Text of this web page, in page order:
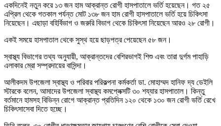
একদিনেই নতুন করে ১৩ জন হাম আক্রান্ত রোগী হাসপাতালে ভর্তি হয়েছেন। গত ২৫
এপ্রিল থেকে গতকাল পর্যন্ত মোট ১৩৮ জন হাম রোগী হাসপাতালে ভর্তি হয়ে চিকিৎসা
নিয়েছেন। এছাড়া বহির্বিভাগ ও জরুরি বিভাগ থেকে চিকিৎসা নিয়েছেন আরও ২৮ রোগী।
একই সময়ে হাসপাতাল থেকে সুস্থ হয়ে ছাড়পত্র পেয়েছেন ৫৮ জন।
স্বাস্থ্য বিভাগের তথ্য অনুযায়ী, আক্রান্তদের বেশিরভাগই শিশু এবং তারা দুর্গম পাহাড়ি
এলাকার ম্রো সম্প্রদায়ের বাসিন্দা।
আলীকদম উপজেলা স্বাস্থ্য ও পরিবার পরিকল্পনা কর্মকর্তা ডা. মোহাম্মদ হানিফ দ্য ডেইলি
স্টারকে বলেন, আমাদের উপজেলা স্বাস্থ্য কমপ্লেক্সটি ৩০ শয্যার হাসপাতাল। কিন্তু
বর্তমানে হামসহ বিভিন্ন রোগে আক্রান্ত প্রতিদিন ১২০ থেকে ১৩০ জন রোগী ভর্তি রেখে
চিকিৎসাসেবা দিতে হচ্ছে।